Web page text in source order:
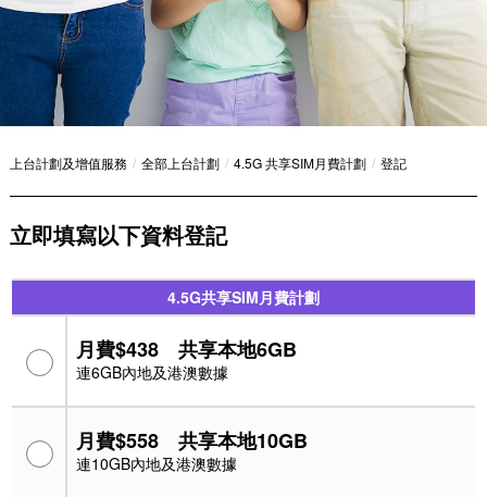
上台計劃及增值服務 / 全部上台計劃 / 4.5G 共享SIM月費計劃 / 登記
立即填寫以下資料登記
4.5G共享SIM月費計劃
月費$438 共享本地6GB
連6GB內地及港澳數據
月費$558 共享本地10GB
連10GB內地及港澳數據